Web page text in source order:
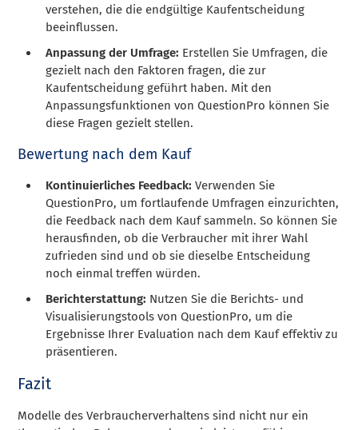
verstehen, die die endgültige Kaufentscheidung
beeinflussen.
Anpassung der Umfrage: Erstellen Sie Umfragen, die
gezielt nach den Faktoren fragen, die zur
Kaufentscheidung geführt haben. Mit den
Anpassungsfunktionen von QuestionPro können Sie
diese Fragen gezielt stellen.
Bewertung nach dem Kauf
Kontinuierliches Feedback:Verwenden Sie
QuestionPro, um fortlaufende Umfragen einzurichten,
die Feedback nach dem Kauf sammeln. So können Sie
herausfinden, ob die Verbraucher mit ihrer Wahl
zufrieden sind und ob sie dieselbe Entscheidung
noch einmal treffen würden.
Berichterstattung: Nutzen Sie die Berichts- und
Visualisierungstools von QuestionPro, um die
Ergebnisse Ihrer Evaluation nach dem Kauf effektiv zu
präsentieren.
Fazit
Modelle des Verbraucherverhaltens sind nicht nur ein